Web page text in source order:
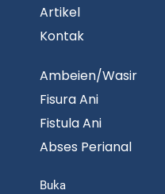
Artikel
Kontak
Ambeien/Wasir
Fisura Ani
Fistula Ani
Abses Perianal
Buka